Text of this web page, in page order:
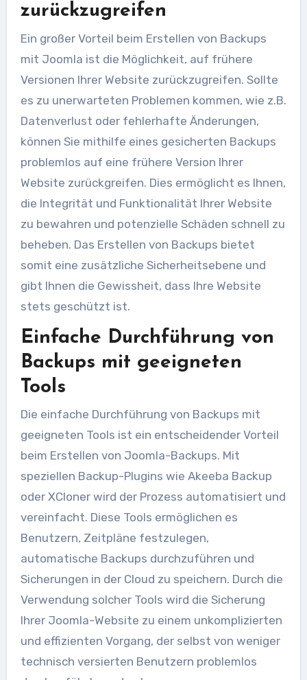
zurückzugreifen
Ein großer Vorteil beim Erstellen von Backups
mit Joomla ist die Möglichkeit, auf frühere
Versionen Ihrer Website zurückzugreifen. Sollte
es zu unerwarteten Problemen kommen, wie z.B.
Datenverlust oder fehlerhafte Änderungen,
können Sie mithilfe eines gesicherten Backups
problemlos auf eine frühere Version Ihrer
Website zurückgreifen. Dies ermöglicht es Ihnen,
die Integrität und Funktionalität Ihrer Website
zu bewahren und potenzielle Schäden schnell zu
beheben. Das Erstellen von Backups bietet
somit eine zusätzliche Sicherheitsebene und
gibt Ihnen die Gewissheit, dass Ihre Website
stets geschützt ist.
Einfache Durchführung von
Backups mit geeigneten
Tools
Die einfache Durchführung von Backups mit
geeigneten Tools ist ein entscheidender Vorteil
beim Erstellen von Joomla-Backups. Mit
speziellen Backup-Plugins wie Akeeba Backup
oder XCloner wird der Prozess automatisiert und
vereinfacht. Diese Tools ermöglichen es
Benutzern, Zeitpläne festzulegen,
automatische Backups durchzuführen und
Sicherungen in der Cloud zu speichern. Durch die
Verwendung solcher Tools wird die Sicherung
Ihrer Joomla-Website zu einem unkomplizierten
und effizienten Vorgang, der selbst von weniger
technisch versierten Benutzern problemlos